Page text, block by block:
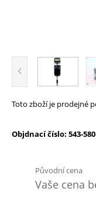
Toto zboží je prodejné
Objdnací číslo: 543-580
Původní cena
Vaše cena